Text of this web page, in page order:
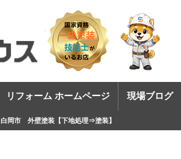
リフォーム ホームページ 現場ブログ
白岡市 外壁塗装【下地処理⇒塗装】